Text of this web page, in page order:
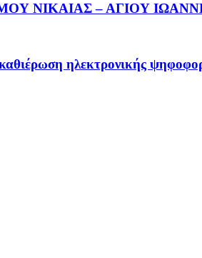
ΝΙΚΑΙΑΣ – ΑΓΙΟΥ ΙΩΑΝΝΗ
ηλεκτρονικής